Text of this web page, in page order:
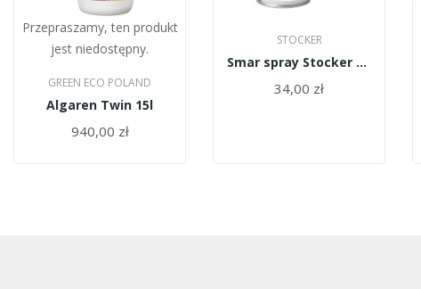
Przepraszamy, ten produkt
jest niedostępny.
GREEN ECO POLAND
Algaren Twin 15l
940,00 zł
STOCKER
Smar spray Stocker 9083
34,00 zł